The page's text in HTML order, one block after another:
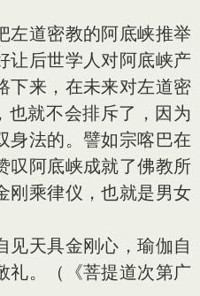
道密教的阿底峡推举
让后世学人对阿底峡产
下来，在未来对左道密
也就不会排斥了，因为
身法的。譬如宗喀巴在
叹阿底峡成就了佛教所
刚乘律仪，也就是男女
天具金刚心，瑜伽自
礼。（《菩提道次第广